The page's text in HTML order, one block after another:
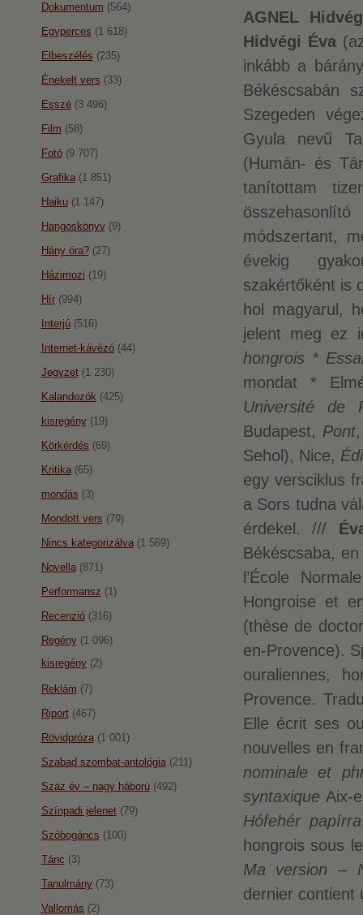
AGNEL
Hidvégi Éva
inkább a
Békéscsabán
Szegeden
Gyula nevű
(Humán- és
tanítottam
módszertant,
évekig
szakértőként is
hol magyarul,
jelent meg ez
hongrois *
mondat *
Université de
Budapest, Pont
Sehol), Nice,
egy versciklus
a Sors tudna
érdekel. ///
Békéscsaba,
l’École
Hongroise et
(thèse de
en-Provence).
ouraliennes,
Provence.
Elle écrit ses
nouvelles en
nominale et
syntaxique Aix-
Hófehér
hongrois sous
Ma version –
dernier contient
Dokumentum (564)
Egyperces (1 618)
Elbeszélés (235)
Énekelt vers (33)
Esszé(3 496)
Film (58)
Fotó(9 707)
Grafika(1 851)
Haiku(1 147)
Hangoskönyv(9)
Hány óra?(27)
Házimozi (19)
Hír(994)
Interjú(516)
Internet-kávézó(44)
Jegyzet(1 230)
Kalandozók (425)
kisregény(19)
Körkérdés (69)
Kritika(65)
mondás (3)
Mondott vers (79)
Nincs kategorizálva(1 569)
Novella(871)
Performansz (1)
Recenzió(316)
Regény(1 096)
kisregény(2)
Reklám (7)
Riport(467)
Rövidpróza(1 001)
Szabad szombat-antológia(211)
Száz év – nagy háború(492)
Színpadi jelenet(79)
Szóbogáncs (100)
Tánc (3)
Tanulmány(73)
Vallomás (2)